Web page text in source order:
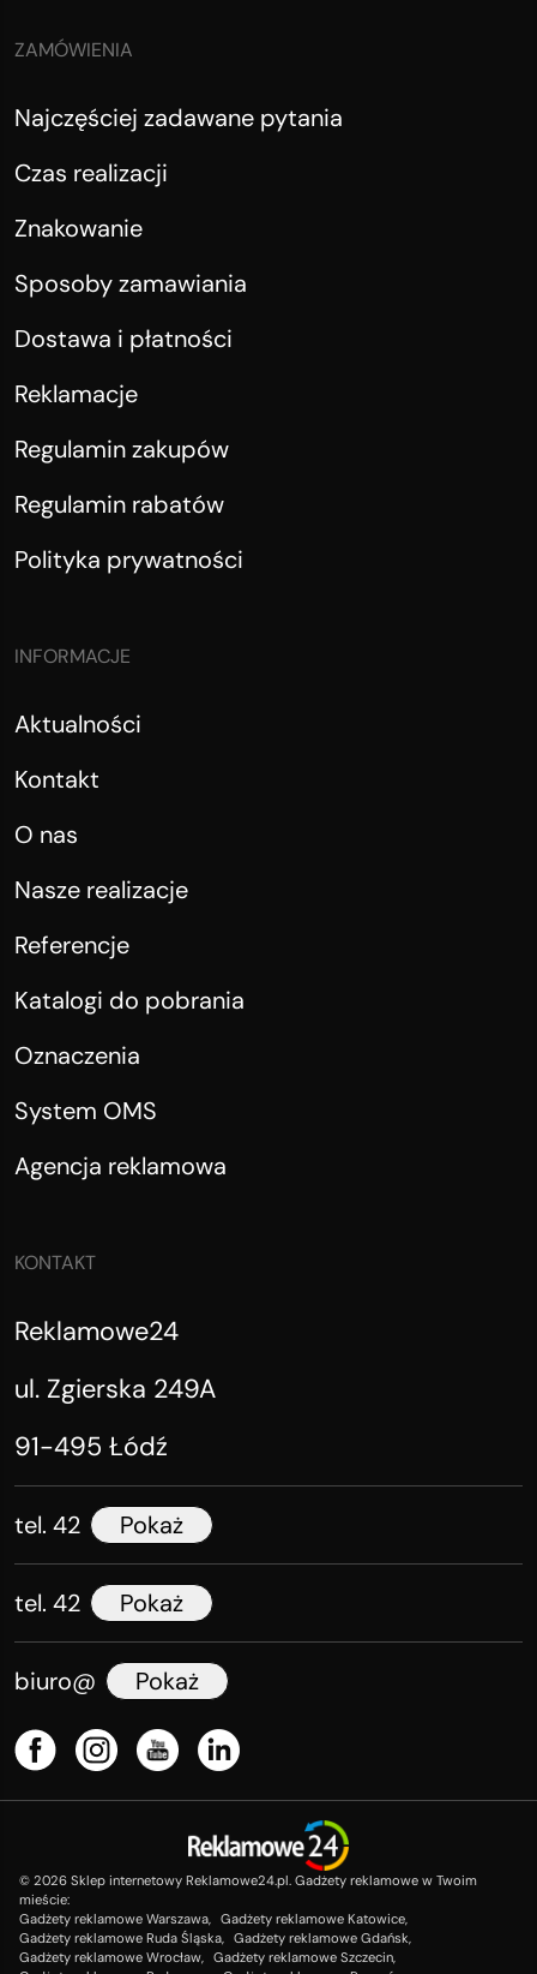
ZAMÓWIENIA
Najczęściej zadawane pytania
Czas realizacji
Znakowanie
Sposoby zamawiania
Dostawa i płatności
Reklamacje
Regulamin zakupów
Regulamin rabatów
Polityka prywatności
INFORMACJE
Aktualności
Kontakt
O nas
Nasze realizacje
Referencje
Katalogi do pobrania
Oznaczenia
System OMS
Agencja reklamowa
KONTAKT
Reklamowe24
ul. Zgierska 249A
91-495 Łódź
tel. 42 Pokaż
tel. 42 Pokaż
biuro@ Pokaż
© 2026 Sklep internetowy Reklamowe24.pl. Gadżety reklamowe w Twoim
mieście:
Gadżety reklamowe Warszawa, Gadżety reklamowe Katowice,
Gadżety reklamowe Ruda Śląska, Gadżety reklamowe Gdańsk,
Gadżety reklamowe Wrocław, Gadżety reklamowe Szczecin,